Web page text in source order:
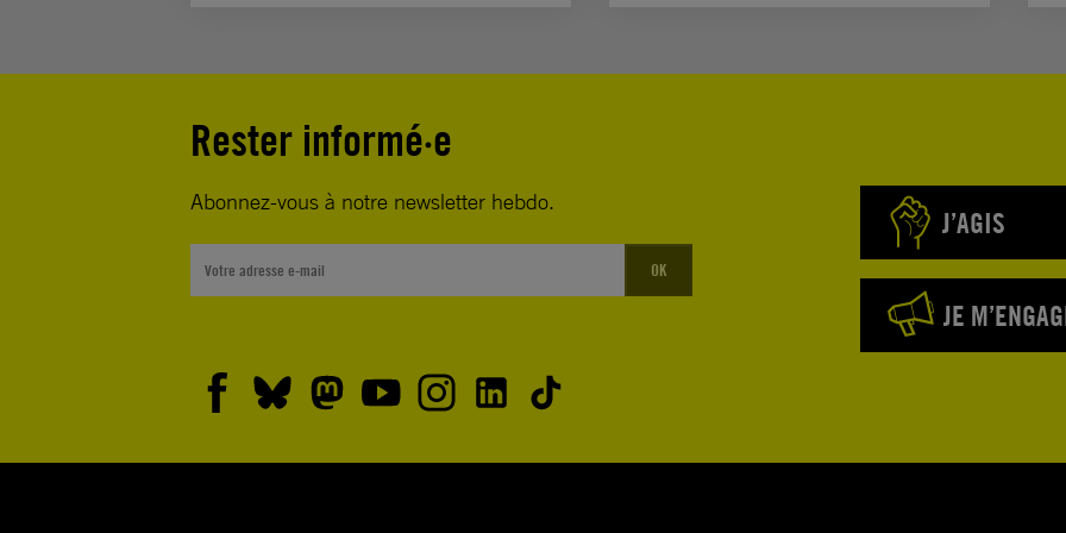
Rester informé·e
Abonnez-vous à notre newsletter hebdo.
OK
J’AGIS
JE